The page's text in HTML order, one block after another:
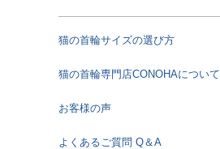
猫の首輪サイズの選び方
猫の首輪専門店CONOHAについて
お客様の声
よくあるご質問 Q＆A